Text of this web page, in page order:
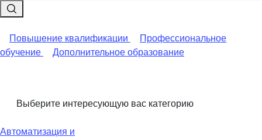
Повышение квалификации
Профессиональное
обучение
Дополнительное образование
Выберите интересующую вас категорию
Автоматизация и